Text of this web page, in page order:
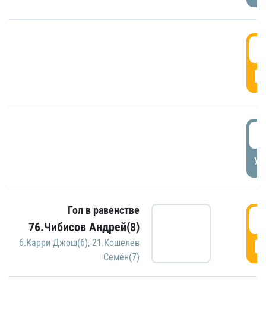
Гол в равенстве
76.Чибисов Андрей(8)
6.Карри Джош(6), 21.Кошелев
Семён(7)